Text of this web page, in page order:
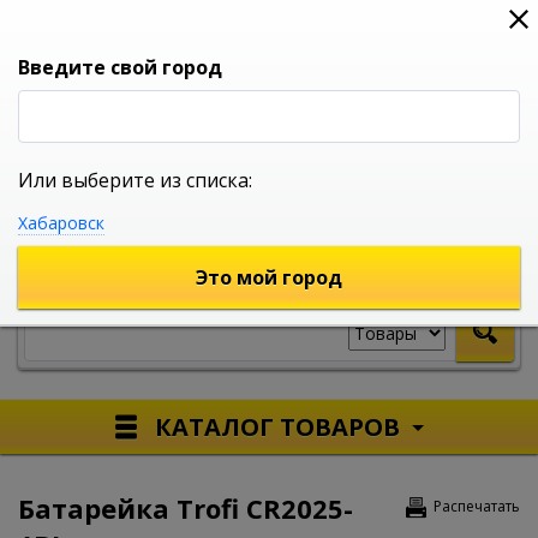
0
УНИВЕРСАЛЬНЫЙ ИНТЕРНЕТ МАГАЗИН
КАТАЛОГ ТОВАРОВ
Распечатать
Батарейка Trofi CR2025-
Введите свой город
Или выберите из списка:
Хабаровск
Это мой город